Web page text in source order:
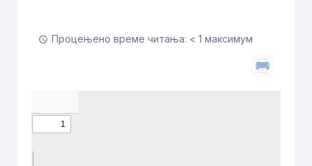
Процењено време читања: < 1 максимум